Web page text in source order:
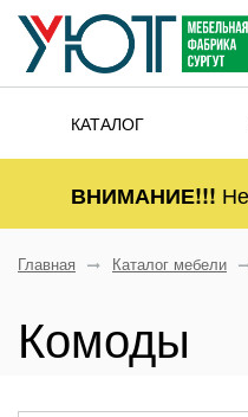
КАТАЛОГ
ВНИМАНИЕ!!!
Главная Каталог мебели
Комоды